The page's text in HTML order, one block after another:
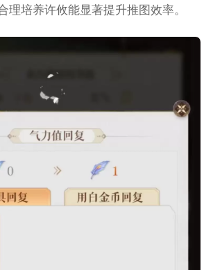
理培养许攸能显著提升推图效率。